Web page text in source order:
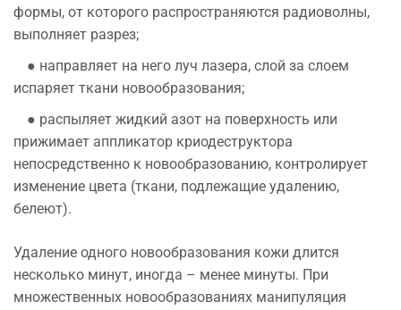
формы, от которого распространяются радиоволны,
выполняет разрез;
● направляет на него луч лазера, слой за слоем
испаряет ткани новообразования;
● распыляет жидкий азот на поверхность или
прижимает аппликатор криодеструктора
непосредственно к новообразованию, контролирует
изменение цвета (ткани, подлежащие удалению,
белеют).
Удаление одного новообразования кожи длится
несколько минут, иногда – менее минуты. При
множественных новообразованиях манипуляция